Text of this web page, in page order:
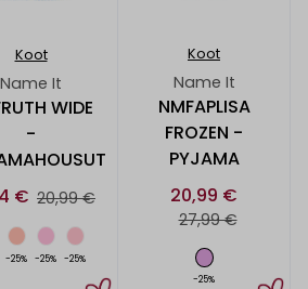
Koot
Name It
WIDE
-
€ 20,99 €
-25% -25% -25%
Koot
Name It
NMFAPLISA
FROZEN -
PYJAMA
20,99 €
27,99 €
-25%